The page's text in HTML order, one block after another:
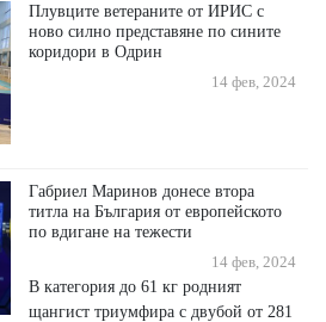
Плувците ветераните от ИРИС с
ново силно представяне по сините
коридори в Одрин
14 фев, 2024
Габриел Маринов донесе втора
титла на България от европейското
по вдигане на тежести
14 фев, 2024
В категория до 61 кг родният
щангист триумфира с двубой от 281